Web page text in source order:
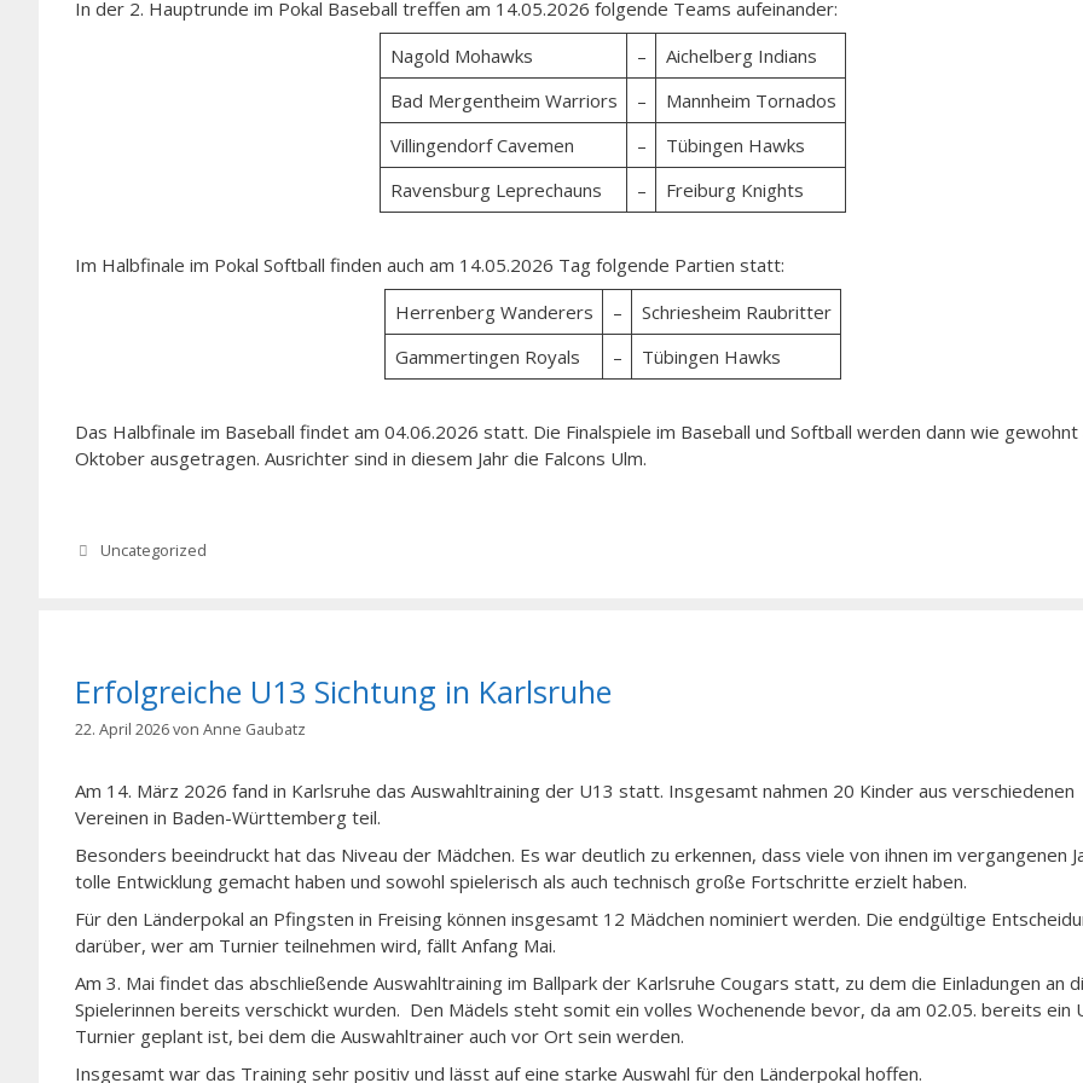
In der 2. Hauptrunde im Pokal Baseball treffen am 14.05.2026 folgende Teams aufeinander:
Nagold Mohawks
–
Aichelberg Indians
Bad Mergentheim Warriors
–
Mannheim Tornados
Villingendorf Cavemen
–
Tübingen Hawks
Ravensburg Leprechauns
– Freiburg Knights
Im Halbfinale im Pokal Softball finden auch am 14.05.2026 Tag folgende Partien statt:
Herrenberg Wanderers
–
Schriesheim Raubritter
Gammertingen Royals
– Tübingen Hawks
Das Halbfinale im Baseball findet am 04.06.2026 statt. Die Finalspiele im Baseball und Softball werden dann wie gewohnt
Oktober ausgetragen. Ausrichter sind in diesem Jahr die Falcons Ulm.
Kategorien
Uncategorized
Erfolgreiche U13 Sichtung in Karlsruhe
22. April 2026von Anne Gaubatz
Am 14. März 2026 fand in Karlsruhe das Auswahltraining der U13 statt. Insgesamt nahmen 20 Kinder aus verschiedenen
Vereinen in Baden-Württemberg teil.
Besonders beeindruckt hat das Niveau der Mädchen. Es war deutlich zu erkennen, dass viele von ihnen im vergangenen
tolle Entwicklung gemacht haben und sowohl spielerisch als auch technisch große Fortschritte erzielt haben.
Für den Länderpokal an Pfingsten in Freising können insgesamt 12 Mädchen nominiert werden. Die endgültige
darüber, wer am Turnier teilnehmen wird, fällt Anfang Mai.
Am 3. Mai findet das abschließende Auswahltraining im Ballpark der Karlsruhe Cougars statt, zu dem die Einladungen an
Spielerinnen bereits verschickt wurden. Den Mädels steht somit ein volles Wochenende bevor, da am 02.05. bereits ein
Turnier geplant ist, bei dem die Auswahltrainer auch vor Ort sein werden.
Insgesamt war das Training sehr positiv und lässt auf eine starke Auswahl für den Länderpokal hoffen.